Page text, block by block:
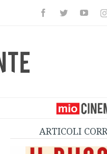
FacebookTwitter
ARTICOLI